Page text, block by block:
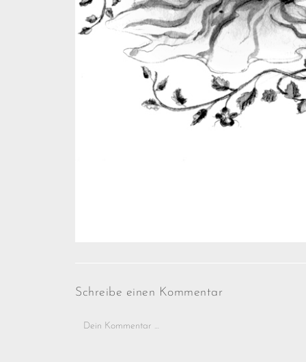
Schreibe einen Kommentar